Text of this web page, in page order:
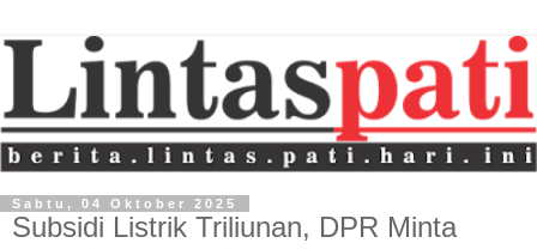
Sabtu, 04 Oktober 2025
Subsidi Listrik Triliunan, DPR Minta